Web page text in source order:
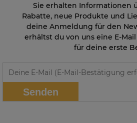
Sie erhalten Informationen
Rabatte, neue Produkte und
deine Anmeldung für den
erhältst du von uns eine E-
für deine erste
Senden